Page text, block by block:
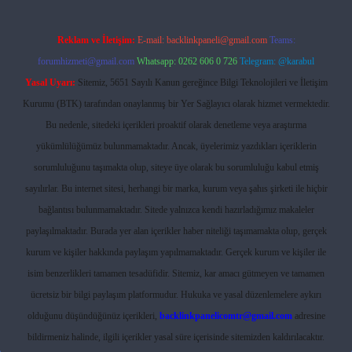
Reklam ve İletişim: E-mail: backlinkpaneli@gmail.com Teams:
forumhizmeti@gmail.com Whatsapp: 0262 606 0 726 Telegram: @karabul
Yasal Uyarı: Sitemiz, 5651 Sayılı Kanun gereğince Bilgi Teknolojileri ve İletişim
Kurumu (BTK) tarafından onaylanmış bir Yer Sağlayıcı olarak hizmet vermektedir.
Bu nedenle, sitedeki içerikleri proaktif olarak denetleme veya araştırma
yükümlülüğümüz bulunmamaktadır. Ancak, üyelerimiz yazdıkları içeriklerin
sorumluluğunu taşımakta olup, siteye üye olarak bu sorumluluğu kabul etmiş
sayılırlar. Bu internet sitesi, herhangi bir marka, kurum veya şahıs şirketi ile hiçbir
bağlantısı bulunmamaktadır. Sitede yalnızca kendi hazırladığımız makaleler
paylaşılmaktadır. Burada yer alan içerikler haber niteliği taşımamakta olup, gerçek
kurum ve kişiler hakkında paylaşım yapılmamaktadır. Gerçek kurum ve kişiler ile
isim benzerlikleri tamamen tesadüfidir. Sitemiz, kar amacı gütmeyen ve tamamen
ücretsiz bir bilgi paylaşım platformudur. Hukuka ve yasal düzenlemelere aykırı
olduğunu düşündüğünüz içerikleri, backlinkpanelicomtr@gmail.comadresine
bildirmeniz halinde, ilgili içerikler yasal süre içerisinde sitemizden kaldırılacaktır.